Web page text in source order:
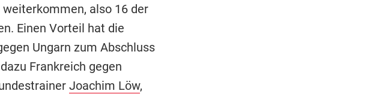
also 16 der
Einen Vorteil hat die
Ungarn zum Abschluss
Frankreich gegen
Joachim Löw,